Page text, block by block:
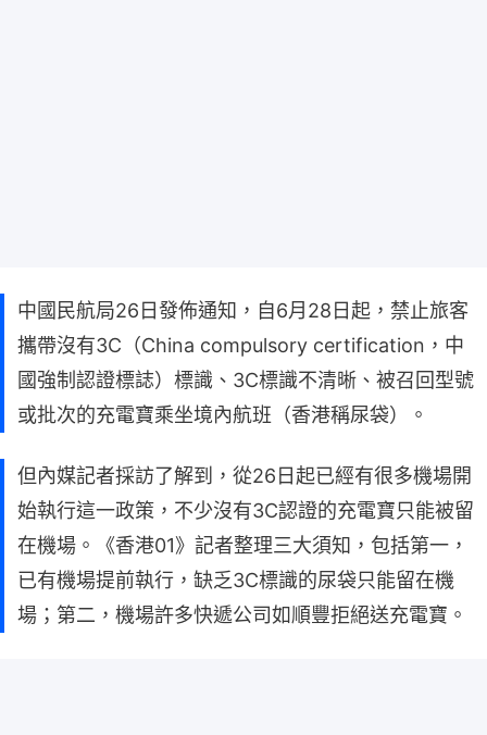
中國民航局26日發佈通知，自6月28日起，禁止旅客
攜帶沒有3C（China compulsory certification，中
國強制認證標誌）標識、3C標識不清晰、被召回型號
或批次的充電寶乘坐境內航班（香港稱尿袋）。
但內媒記者採訪了解到，從26日起已經有很多機場開
始執行這一政策，不少沒有3C認證的充電寶只能被留
在機場。《香港01》記者整理三大須知，包括第一，
已有機場提前執行，缺乏3C標識的尿袋只能留在機
場；第二，機場許多快遞公司如順豐拒絕送充電寶。